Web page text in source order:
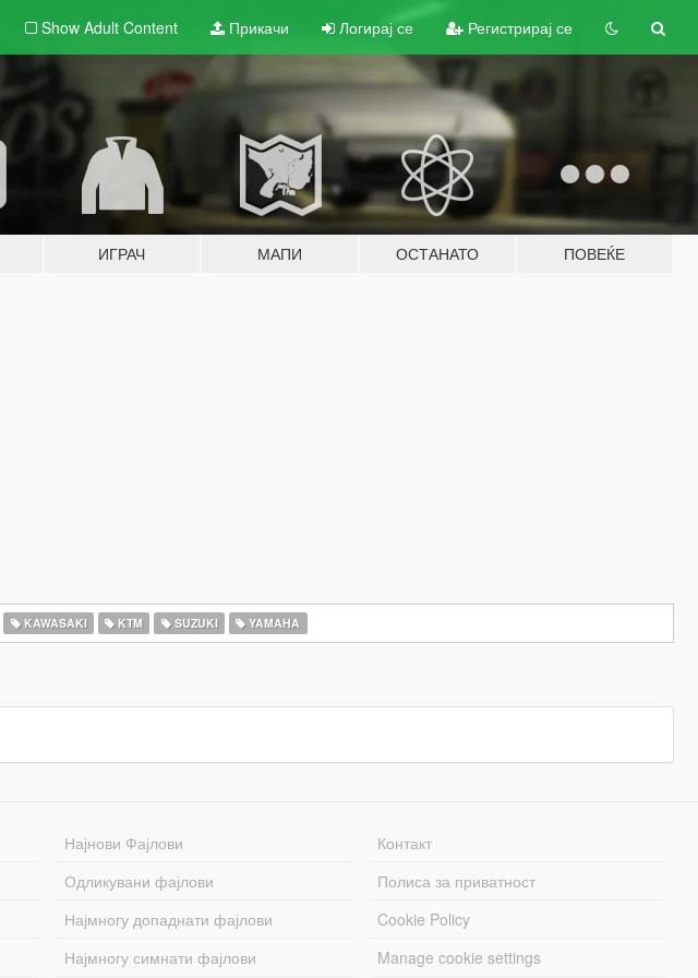
Show Adult Content Прикачи Логирај се Регистрирај се
ИГРАЧ МАПИ ОСТАНАТО ПОВЕЌЕ
KAWASAKI KTM SUZUKI YAMAHA
Најнови Фајлови
Одликувани фајлови
Најмногу допаднати фајлови
Најмногу симнати фајлови
Контакт
Полиса за приватност
Cookie Policy
Manage cookie settings